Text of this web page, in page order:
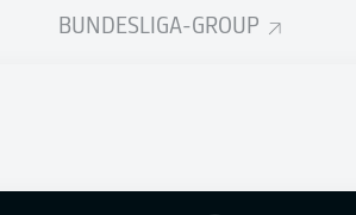
BUNDESLIGA-GROUP